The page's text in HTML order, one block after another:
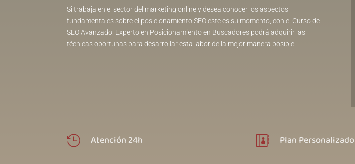
Si trabaja en el sector del marketing online y desea conocer los aspectos
fundamentales sobre el posicionamiento SEO este es su momento, con el Curso de
SEO Avanzado: Experto en Posicionamiento en Buscadores podrá adquirir las
técnicas oportunas para desarrollar esta labor de la mejor manera posible.
 Atención 24h  Plan Personalizado